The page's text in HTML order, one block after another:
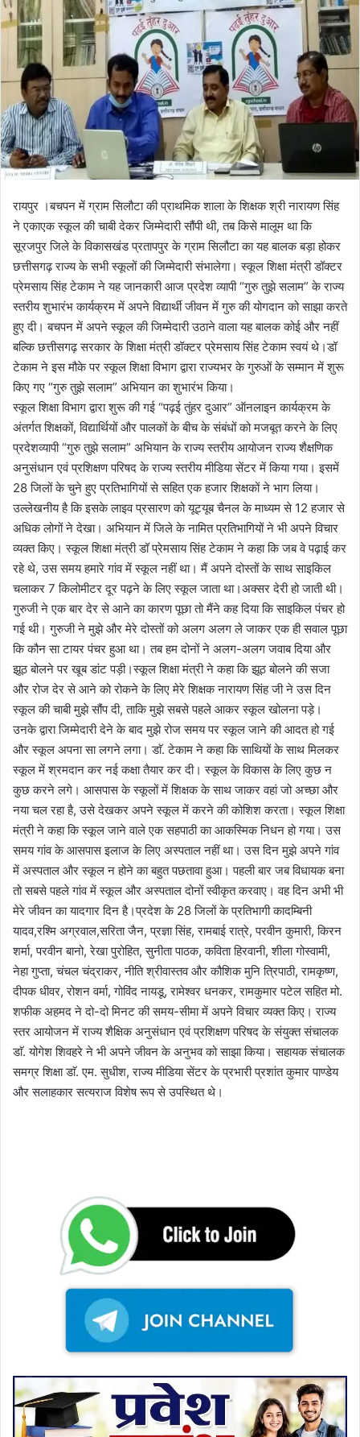
रायपुर ।बचपन में ग्राम सिलौटा की प्राथमिक शाला के शिक्षक श्री नारायण सिंह
ने एकाएक स्कूल की चाबी देकर जिम्मेदारी सौंपी थी, तब किसे मालूम था कि
सूरजपुर जिले के विकासखंड प्रतापपुर के ग्राम सिलौटा का यह बालक बड़ा होकर
छत्तीसगढ़ राज्य के सभी स्कूलों की जिम्मेदारी संभालेगा। स्कूल शिक्षा मंत्री डॉक्टर
प्रेमसाय सिंह टेकाम ने यह जानकारी आज प्रदेश व्यापी “गुरु तुझे सलाम” के राज्य
स्तरीय शुभारंभ कार्यक्रम में अपने विद्यार्थी जीवन में गुरु की योगदान को साझा करते
हुए दी। बचपन में अपने स्कूल की जिम्मेदारी उठाने वाला यह बालक कोई और नहीं
बल्कि छत्तीसगढ़ सरकार के शिक्षा मंत्री डॉक्टर प्रेमसाय सिंह टेकाम स्वयं थे।डॉ
टेकाम ने इस मौके पर स्कूल शिक्षा विभाग द्वारा राज्यभर के गुरुओं के सम्मान में शुरू
किए गए “गुरु तुझे सलाम” अभियान का शुभारंभ किया।
स्कूल शिक्षा विभाग द्वारा शुरू की गई “पढ़ई तुंहर दुआर” ऑनलाइन कार्यक्रम के
अंतर्गत शिक्षकों, विद्यार्थियों और पालकों के बीच के संबंधों को मजबूत करने के लिए
प्रदेशव्यापी “गुरु तुझे सलाम” अभियान के राज्य स्तरीय आयोजन राज्य शैक्षणिक
अनुसंधान एवं प्रशिक्षण परिषद के राज्य स्तरीय मीडिया सेंटर में किया गया। इसमें
28 जिलों के चुने हुए प्रतिभागियों से सहित एक हजार शिक्षकों ने भाग लिया।
उल्लेखनीय है कि इसके लाइव प्रसारण को यूट्यूब चैनल के माध्यम से 12 हजार से
अधिक लोगों ने देखा। अभियान में जिले के नामित प्रतिभागियों ने भी अपने विचार
व्यक्त किए। स्कूल शिक्षा मंत्री डॉ प्रेमसाय सिंह टेकाम ने कहा कि जब वे पढ़ाई कर
रहे थे, उस समय हमारे गांव में स्कूल नहीं था। मैं अपने दोस्तों के साथ साइकिल
चलाकर 7 किलोमीटर दूर पढ़ने के लिए स्कूल जाता था।अक्सर देरी हो जाती थी।
गुरुजी ने एक बार देर से आने का कारण पूछा तो मैंने कह दिया कि साइकिल पंचर हो
गई थी। गुरुजी ने मुझे और मेरे दोस्तों को अलग अलग ले जाकर एक ही सवाल पूछा
कि कौन सा टायर पंचर हुआ था। तब हम दोनों ने अलग-अलग जवाब दिया और
झूठ बोलने पर खूब डांट पड़ी।स्कूल शिक्षा मंत्री ने कहा कि झूठ बोलने की सजा
और रोज देर से आने को रोकने के लिए मेरे शिक्षक नारायण सिंह जी ने उस दिन
स्कूल की चाबी मुझे सौंप दी, ताकि मुझे सबसे पहले आकर स्कूल खोलना पड़े।
उनके द्वारा जिम्मेदारी देने के बाद मुझे रोज समय पर स्कूल जाने की आदत हो गई
और स्कूल अपना सा लगने लगा। डाॅ. टेकाम ने कहा कि साथियों के साथ मिलकर
स्कूल में श्रमदान कर नई कक्षा तैयार कर दी। स्कूल के विकास के लिए कुछ न
कुछ करने लगे। आसपास के स्कूलों में शिक्षक के साथ जाकर वहां जो अच्छा और
नया चल रहा है, उसे देखकर अपने स्कूल में करने की कोशिश करता। स्कूल शिक्षा
मंत्री ने कहा कि स्कूल जाने वाले एक सहपाठी का आकस्मिक निधन हो गया। उस
समय गांव के आसपास इलाज के लिए अस्पताल नहीं था। उस दिन मुझे अपने गांव
में अस्पताल और स्कूल न होने का बहुत पछतावा हुआ। पहली बार जब विधायक बना
तो सबसे पहले गांव में स्कूल और अस्पताल दोनों स्वीकृत करवाए। वह दिन अभी भी
मेरे जीवन का यादगार दिन है।प्रदेश के 28 जिलों के प्रतिभागी कादम्बिनी
यादव,रश्मि अग्रवाल,सरिता जैन, प्रज्ञा सिंह, रामबाई रात्रे, परवीन कुमारी, किरन
शर्मा, परवीन बानो, रेखा पुरोहित, सुनीता पाठक, कविता हिरवानी, शीला गोस्वामी,
नेहा गुप्ता, चंचल चंद्राकर, नीति श्रीवास्तव और कौशिक मुनि त्रिपाठी, रामकृष्ण,
दीपक धीवर, रोशन वर्मा, गोविंद नायडू, रामेश्वर धनकर, रामकुमार पटेल सहित मो.
शफीक अहमद ने दो-दो मिनट की समय-सीमा में अपने विचार व्यक्त किए। राज्य
स्तर आयोजन में राज्य शैक्षिक अनुसंधान एवं प्रशिक्षण परिषद के संयुक्त संचालक
डाॅ. योगेश शिवहरे ने भी अपने जीवन के अनुभव को साझा किया। सहायक संचालक
समग्र शिक्षा डाॅ. एम. सुधीश, राज्य मीडिया सेंटर के प्रभारी प्रशांत कुमार पाण्डेय
और सलाहकार सत्यराज विशेष रूप से उपस्थित थे।